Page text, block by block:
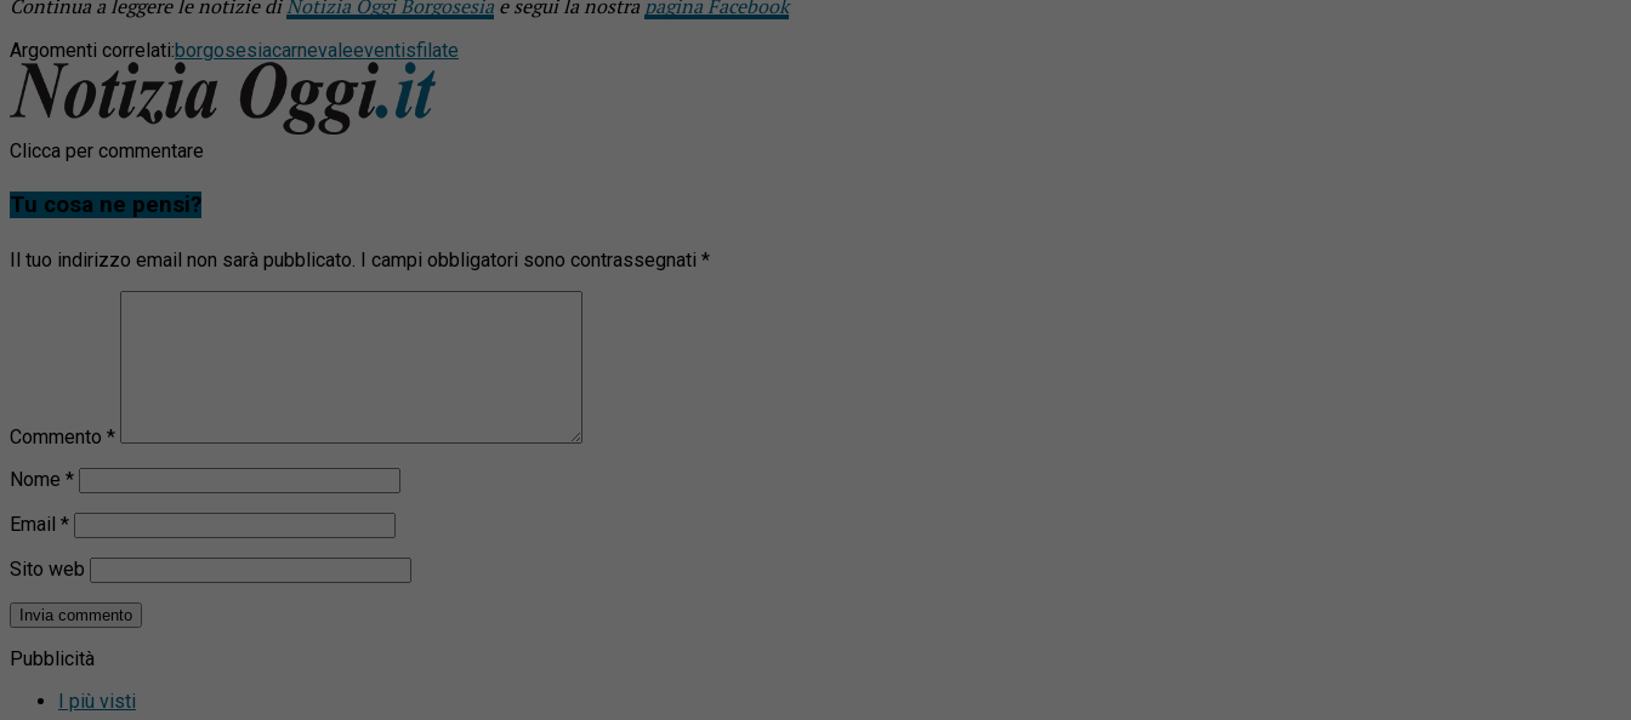
Continua a leggere le notizie diNotizia Oggi Borgosesia e segui la nostra pagina Facebook
Argomenti correlati:borgosesiacarnevaleeventisfilate
Clicca per commentare
Tu cosa ne pensi?
Il tuo indirizzo email non sarà pubblicato. I campi obbligatori sono contrassegnati *
Commento *
Nome *
Email *
Sito web
Pubblicità
I più visti